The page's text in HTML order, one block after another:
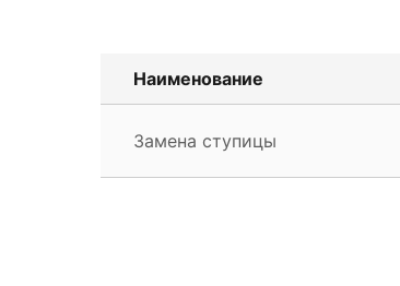
Наименование
Замена ступицы